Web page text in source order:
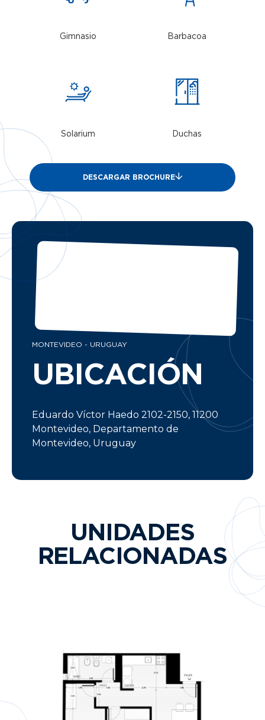
Gimnasio Barbacoa
Solarium Duchas
DESCARGAR BROCHURE
MONTEVIDEO - URUGUAY
UBICACIÓN
Eduardo Víctor Haedo 2102-2150, 11200
Montevideo, Departamento de
Montevideo, Uruguay
UNIDADES
RELACIONADAS